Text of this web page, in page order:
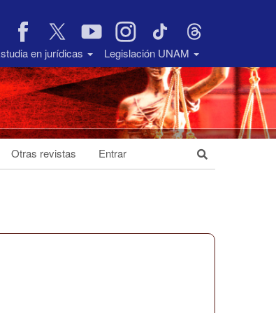
en jurídicas Legislación UNAM
Otras revistas Entrar